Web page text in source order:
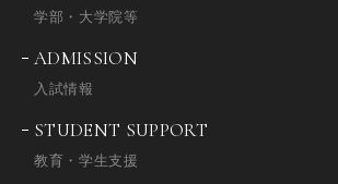
学部・大学院等
ADMISSION
入試情報
STUDENT SUPPORT
教育・学生支援